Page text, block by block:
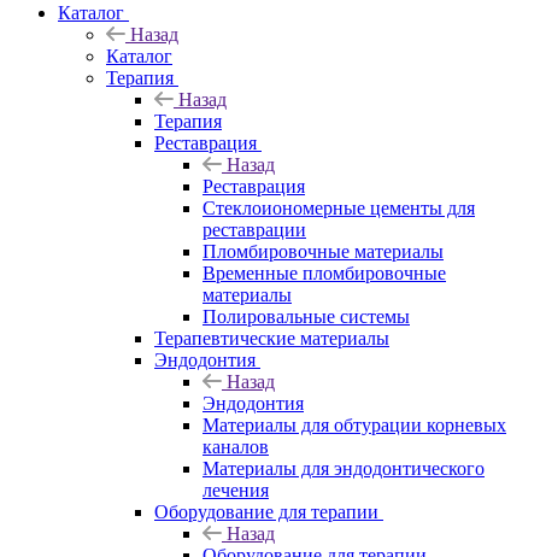
Каталог
Назад
Каталог
Терапия
Назад
Терапия
Реставрация
Назад
Реставрация
Стеклоиономерные цементы для
реставрации
Пломбировочные материалы
Временные пломбировочные
материалы
Полировальные системы
Терапевтические материалы
Эндодонтия
Назад
Эндодонтия
Материалы для обтурации корневых
каналов
Материалы для эндодонтического
лечения
Оборудование для терапии
Назад